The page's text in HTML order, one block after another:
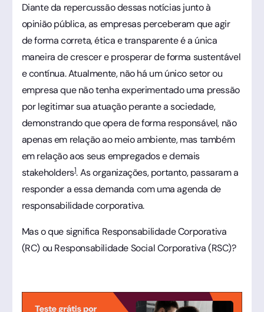
Diante da repercussão dessas notícias junto à
opinião pública, as empresas perceberam que agir
de forma correta, ética e transparente é a única
maneira de crescer e prosperar de forma sustentável
e contínua. Atualmente, não há um único setor ou
empresa que não tenha experimentado uma pressão
por legitimar sua atuação perante a sociedade,
demonstrando que opera de forma responsável, não
apenas em relação ao meio ambiente, mas também
em relação aos seus empregados e demais
stakeholders1. As organizações, portanto, passaram a
responder a essa demanda com uma agenda de
responsabilidade corporativa.
Mas o que significa Responsabilidade Corporativa
(RC) ou Responsabilidade Social Corporativa (RSC)?